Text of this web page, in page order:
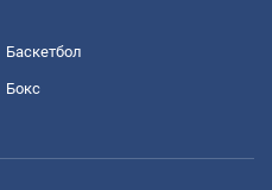
Баскетбол
Бокс